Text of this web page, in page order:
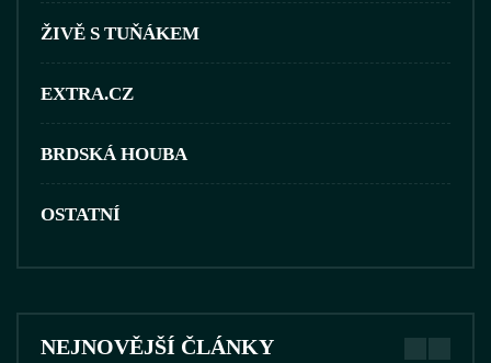
ŽIVĚ S TUŇÁKEM
EXTRA.CZ
BRDSKÁ HOUBA
OSTATNÍ
NEJNOVĚJŠÍ ČLÁNKY